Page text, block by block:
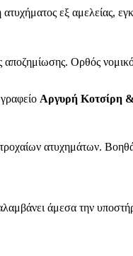
εξ αμελείας,
Ορθός
Αργυρή Κοτσίρη
ατυχημάτων.
άμεσα την